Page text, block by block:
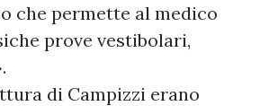
che permette al medico
prove vestibolari,
di Campizzi erano